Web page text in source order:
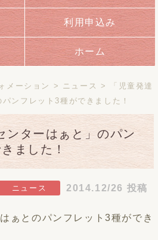
利用申込み
ホーム
メーション > ニュース > 「児童発達
ンフレット3種ができました！
ンターはぁと」のパン
ました！
ニュース 2014.12/26 投稿
ぁとのパンフレット3種ができ